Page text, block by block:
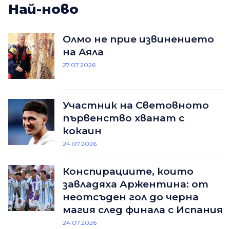
Най-ново
Олмо не прие извинението
на Аяла
27.07.2026
Участник на Световното
първенство хванат с
кокаин
24.07.2026
Конспирациите, които
завладяха Аржентина: от
неотсъден гол до черна
магия след финала с Испания
24.07.2026